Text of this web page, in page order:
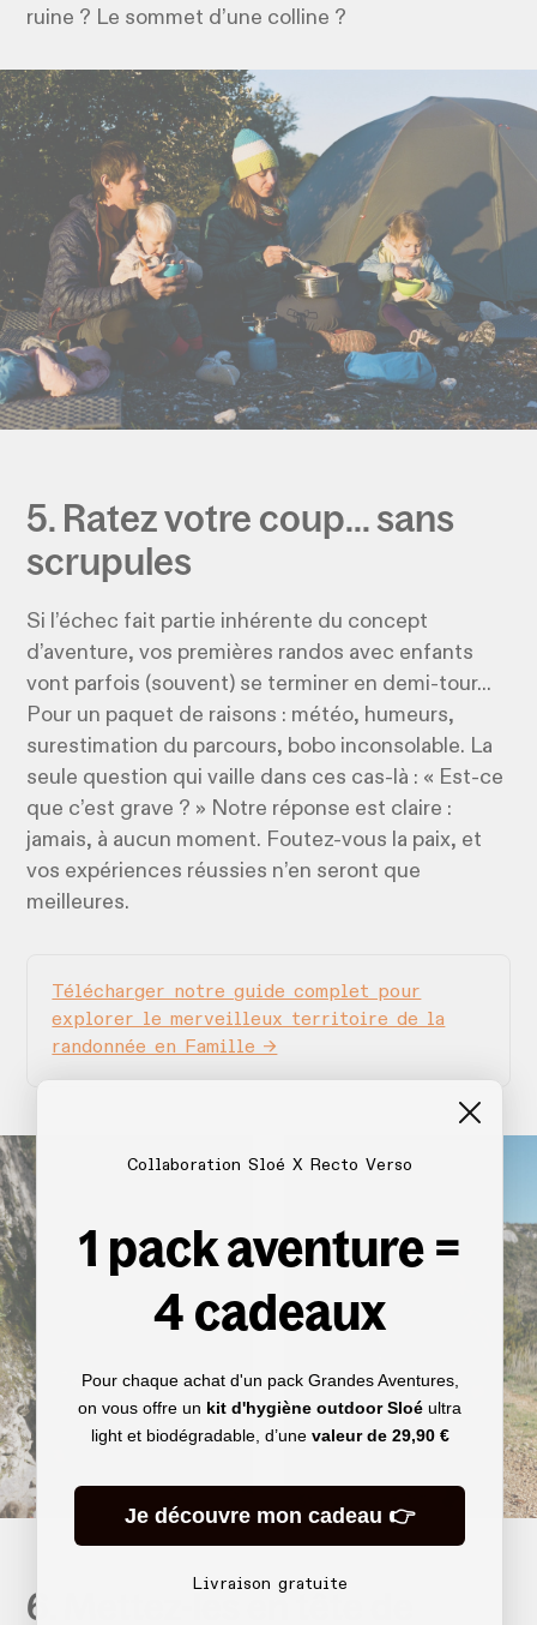
ruine ? Le sommet d’une colline ?
5. Ratez votre coup... sans
scrupules
Si l’échec fait partie inhérente du concept
d’aventure, vos premières randos avec enfants
vont parfois (souvent) se terminer en demi-tour...
Pour un paquet de raisons : météo, humeurs,
surestimation du parcours, bobo inconsolable. La
seule question qui vaille dans ces cas-là : « Est-ce
que c’est grave ? » Notre réponse est claire :
jamais, à aucun moment. Foutez-vous la paix, et
vos expériences réussies n’en seront que
meilleures.
Télécharger notre guide complet pour
explorer le merveilleux territoire de la
randonnée en Famille →
6. Mettez-les en tête de
Collaboration Sloé X Recto Verso
1 pack aventure =
4 cadeaux
Pour chaque achat d'un pack Grandes Aventures,
on vous offre un kit d'hygiène outdoor Sloé ultra
light et biodégradable, d’une valeur de 29,90 €
Je découvre mon cadeau 👉
Livraison gratuite